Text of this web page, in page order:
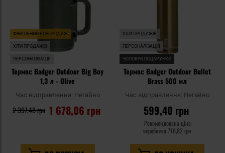
ФІНАЛЬНИЙ РОЗПРОДАЖ
ХІТИ ПРОДАЖІВ
ПЕРСОНАЛІЗАЦІЯ
Термос Badger Outdoor Big Boy
1,3 л - Olive
Час відправлення: Негайно
1 678,06 грн
2 397,48 грн
ХІТИ ПРОДАЖІВ
ПЕРСОНАЛІЗАЦІЯ
ЧОЛОВІЧІ ПОДАРУНКИ
Термос Badger Outdoor Bullet
Brass 500 мл
Час відправлення: Негайно
599,40 грн
Рекомендована ціна
виробника 718,82 грн